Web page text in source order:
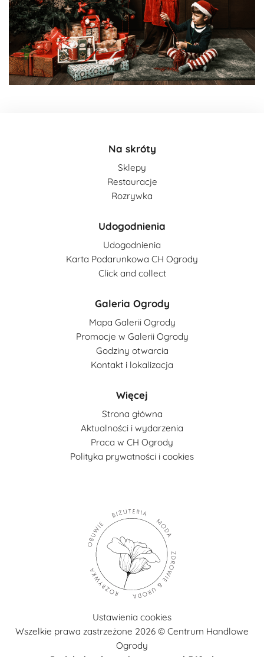
Na skróty
Sklepy
Restauracje
Rozrywka
Udogodnienia
Udogodnienia
Karta Podarunkowa CH Ogrody
Click and collect
Galeria Ogrody
Mapa Galerii Ogrody
Promocje w Galerii Ogrody
Godziny otwarcia
Kontakt i lokalizacja
Więcej
Strona główna
Aktualności i wydarzenia
Praca w CH Ogrody
Polityka prywatności i cookies
Ustawienia cookies
Wszelkie prawa zastrzeżone 2026 © Centrum Handlowe
Ogrody